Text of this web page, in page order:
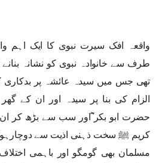
واقعہ افک سیرت نبوی کا ایک اہم
طرف سے خانوادہ نبوی کو نشانہ
تھی جس میں سیدہ عائشہ پر
الزام کی بنا پر سیدہ اور ان کے
حضرت ابو بکر ؓاور سب سے بڑھ کر
کریم ﷺ سخت ذہنی اذیت سے
مسلمان بھی گومگو اور باہمی